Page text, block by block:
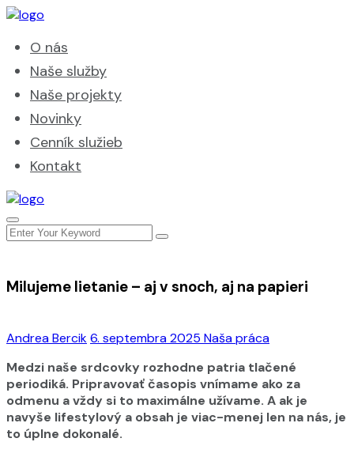
O nás
Naše služby
Naše projekty
Novinky
Cenník služieb
Kontakt
Andrea Bercik6. septembra 2025 Naša práca
Milujeme lietanie – aj v snoch, aj na papieri
Medzi naše srdcovky rozhodne patria tlačené
periodiká. Pripravovať časopis vnímame ako za
odmenu a vždy si to maximálne užívame. A ak je
navyše lifestylový a obsah je viac-menej len na nás, je
to úplne dokonalé.